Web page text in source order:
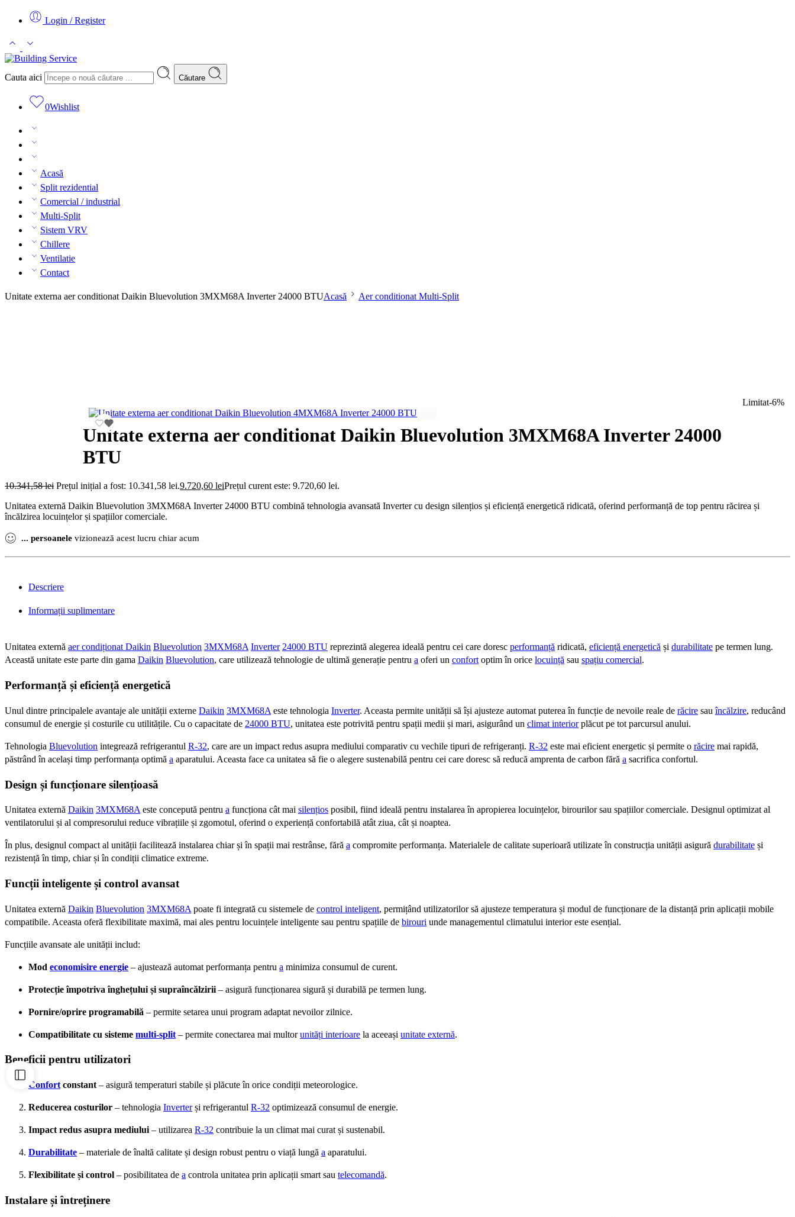
Login / Register
Cauta aici Căutare
0Wishlist
Acasă
Split rezidential
Comercial / industrial
Multi-Split
Sistem VRV
Chillere
Ventilatie
Contact
Unitate externa aer conditionat Daikin Bluevolution 3MXM68A Inverter 24000 BTUAcasă Aer conditionat Multi-Split
-6%
Limitat
Unitate externa aer conditionat Daikin Bluevolution 3MXM68A Inverter 24000
BTU
10.341,58lei Prețul inițial a fost: 10.341,58 lei.9.720,60 leiPrețul curent este: 9.720,60 lei.
Unitatea externă Daikin Bluevolution 3MXM68A Inverter 24000 BTU combină tehnologia avansată Inverter cu design silențios și eficiență energetică ridicată, oferind performanță de top pentru răcirea și
încălzirea locuințelor și spațiilor comerciale.
... persoanele vizionează acest lucru chiar acum
Descriere
Informații suplimentare
Unitatea externă aer condiționat Daikin Bluevolution 3MXM68A Inverter 24000 BTU reprezintă alegerea ideală pentru cei care doresc performanță ridicată, eficiență energetică și durabilitate pe termen lung.
Această unitate este parte din gama Daikin Bluevolution, care utilizează tehnologie de ultimă generație pentru a oferi un confortoptim în orice locuință sau spațiu comercial.
Performanță și eficiență energetică
Unul dintre principalele avantaje ale unității externe Daikin 3MXM68A este tehnologia Inverter. Aceasta permite unității să își ajusteze automat puterea în funcție de nevoile reale de răcire sauîncălzire, reducând
consumul de energie și costurile cu utilitățile. Cu o capacitate de 24000 BTU, unitatea este potrivită pentru spații medii și mari, asigurând un climat interiorplăcut pe tot parcursul anului.
Tehnologia Bluevolution integrează refrigerantul R-32, care are un impact redus asupra mediului comparativ cu vechile tipuri de refrigeranți. R-32 este mai eficient energetic și permite o răcire mai rapidă,
păstrând în același timp performanța optimă a aparatului. Aceasta face ca unitatea să fie o alegere sustenabilă pentru cei care doresc să reducă amprenta de carbon fără a sacrifica confortul.
Design și funcționare silențioasă
Unitatea externă Daikin 3MXM68A este concepută pentru a funcționa cât mai silențios posibil, fiind ideală pentru instalarea în apropierea locuințelor, birourilor sau spațiilor comerciale. Designul optimizat al
ventilatorului și al compresorului reduce vibrațiile și zgomotul, oferind o experiență confortabilă atât ziua, cât și noaptea.
În plus, designul compact al unității facilitează instalarea chiar și în spații mai restrânse, fără a compromite performanța. Materialele de calitate superioară utilizate în construcția unității asigură durabilitate și
rezistență în timp, chiar și în condiții climatice extreme.
Funcții inteligente și control avansat
Unitatea externă Daikin Bluevolution 3MXM68A poate fi integrată cu sistemele de control inteligent, permițând utilizatorilor să ajusteze temperatura și modul de funcționare de la distanță prin aplicații mobile
compatibile. Aceasta oferă flexibilitate maximă, mai ales pentru locuințele inteligente sau pentru spațiile de birouri unde managementul climatului interior este esențial.
Funcțiile avansate ale unității includ:
Mod economisire energie – ajustează automat performanța pentru a minimiza consumul de curent.
Protecție împotriva înghețului și supraîncălzirii – asigură funcționarea sigură și durabilă pe termen lung.
Pornire/oprire programabilă – permite setarea unui program adaptat nevoilor zilnice.
Compatibilitate cu sisteme multi-split – permite conectarea mai multorunități interioare la aceeași unitate externă.
Beneficii pentru utilizatori
Confort constant – asigură temperaturi stabile și plăcute în orice condiții meteorologice.
Reducerea costurilor – tehnologia Inverterși refrigerantul R-32 optimizează consumul de energie.
Impact redus asupra mediului – utilizarea R-32 contribuie la un climat mai curat și sustenabil.
Durabilitate – materiale de înaltă calitate și design robust pentru o viață lungă a aparatului.
Flexibilitate și control – posibilitatea de a controla unitatea prin aplicații smart sau telecomandă.
Instalare și întreținere